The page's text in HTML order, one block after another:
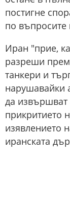
постигне
по въпросите
Иран "прие,
разреши
танкери и
нарушавайки
да извършват
прикритието
изявлението
иранската